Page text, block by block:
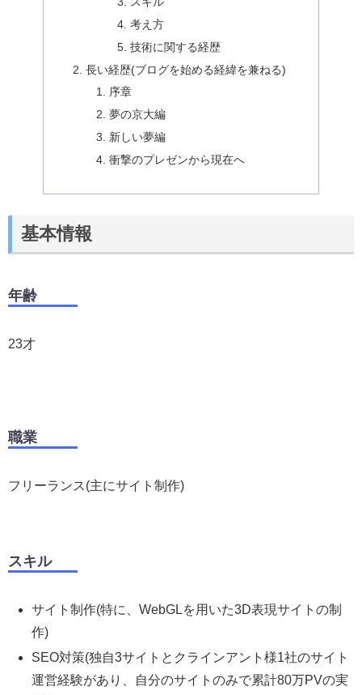
考え方
技術に関する経歴
長い経歴(ブログを始める経緯を兼ねる)
序章
夢の京大編
新しい夢編
衝撃のプレゼンから現在へ
基本情報
年齢
23才
職業
フリーランス(主にサイト制作)
スキル
サイト制作(特に、WebGLを用いた3D表現サイトの制
作)
SEO対策(独自3サイトとクラインアント様1社のサイト
運営経験があり、自分のサイトのみで累計80万PVの実